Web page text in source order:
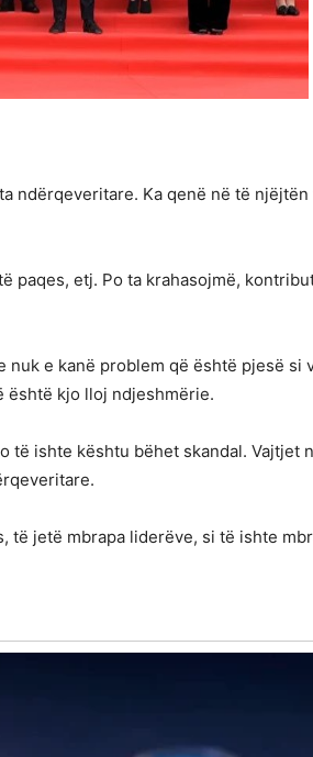
ndërqeveritare. Ka qenë në të
paqes, etj. Po ta krahasojmë,
e kanë problem që është pjesë si
është kjo lloj ndjeshmërie.
ishte kështu bëhet skandal. Vajtjet
jetë mbrapa liderëve, si të ishte